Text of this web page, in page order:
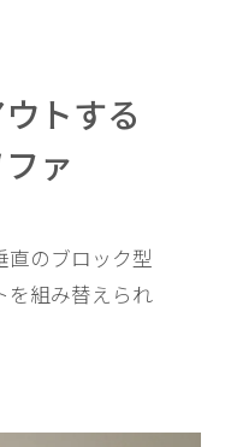
トする
ァ
直のブロック型
を組み替えられ